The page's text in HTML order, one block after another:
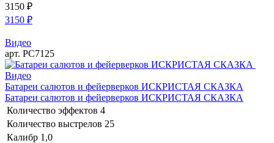
3150 ₽
3150 ₽
Видео
арт. РС7125
Видео
Батареи салютов и фейерверков ИСКРИСТАЯ СКАЗКА
Батареи салютов и фейерверков ИСКРИСТАЯ СКАЗКА
Количество эффектов 4
Количество выстрелов 25
Калибр 1,0